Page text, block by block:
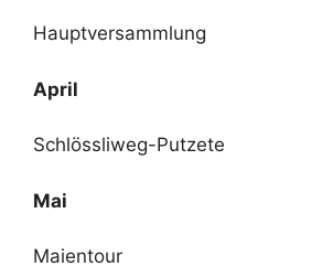
Hauptversammlung
April
Schlössliweg-Putzete
Mai
Maientour